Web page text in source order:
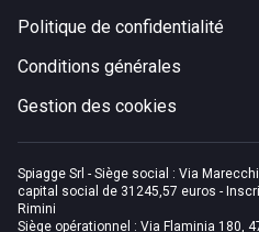
Politique de confidentialité
Conditions générales
Gestion des cookies
Spiagge Srl - Siège social : Via
capital social de 31245,57 euros -
Rimini
Siège opérationnel : Via Flaminia 180,